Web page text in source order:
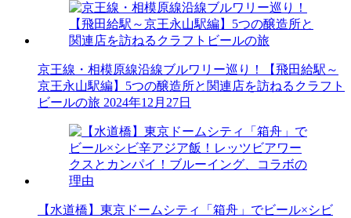
京王線・相模原線沿線ブルワリー巡り！【飛田給駅～
京王永山駅編】5つの醸造所と関連店を訪ねるクラフト
ビールの旅 2024年12月27日
【水道橋】東京ドームシティ「箱舟」でビール×シビ